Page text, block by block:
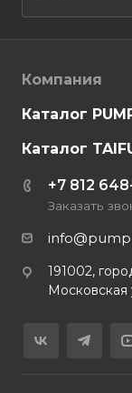
Компания
Каталог
Каталог
+7 812
Заказать
191002,
Московская